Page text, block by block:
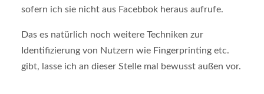
sofern ich sie nicht aus Facebbok heraus aufrufe.
Das es natürlich noch weitere Techniken zur
Identifizierung von Nutzern wie Fingerprinting etc.
gibt, lasse ich an dieser Stelle mal bewusst außen vor.